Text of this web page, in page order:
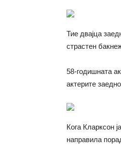
Тие двајца
страстен
58-годишната
актерите
Кога Кларксон
направила